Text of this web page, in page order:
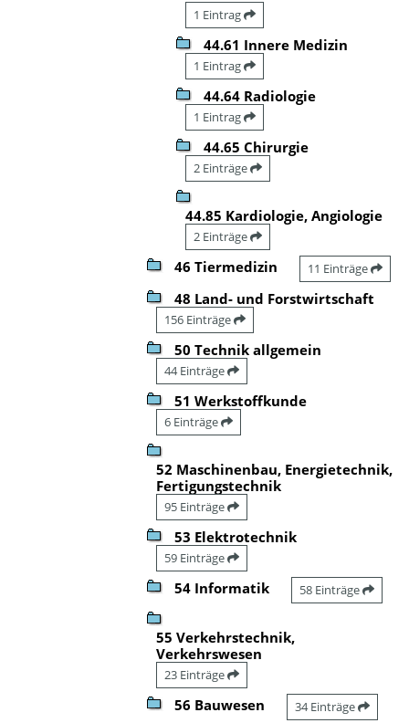
1 Eintrag
44.61 Innere Medizin
1 Eintrag
44.64 Radiologie
1 Eintrag
44.65 Chirurgie
2 Einträge
44.85 Kardiologie, Angiologie
2 Einträge
46 Tiermedizin 11 Einträge
48 Land- und Forstwirtschaft
156 Einträge
50 Technik allgemein
44 Einträge
51 Werkstoffkunde
6 Einträge
52 Maschinenbau, Energietechnik,
Fertigungstechnik
95 Einträge
53 Elektrotechnik
59 Einträge
54 Informatik 58 Einträge
55 Verkehrstechnik,
Verkehrswesen
23 Einträge
56 Bauwesen 34 Einträge